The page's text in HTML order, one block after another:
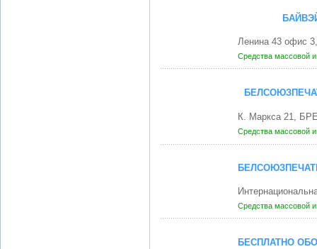
Ленина 43 офис
Средства массовой
К. Маркса 21,
Средства массовой
Средства массовой
БЕСПЛАТНО